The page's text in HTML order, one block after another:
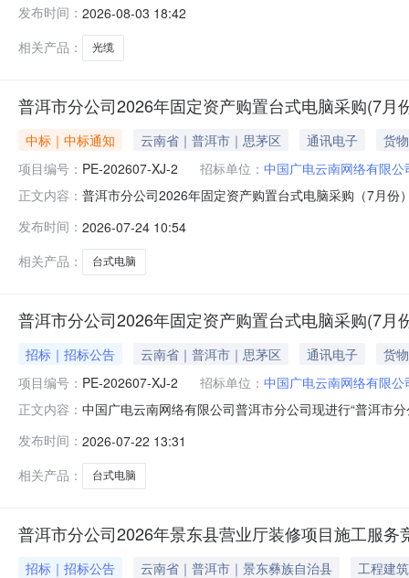
1.5采购内容：本次询价采购共1个标段：光缆，最高限
发布时间： 2026-08-03 18:42
相关产品：
光缆
普洱市分公司2026年固定资产购置台式电脑采购(7月
中标｜中标通知 云南省｜普洱市｜思茅区 通讯电子
货物
项目编号： PE-202607-XJ-2 招标单位： 中国广电云南网络有限
正文内容： 普洱市分公司2026年固定资产购置台式电脑采购（7月
发布时间： 2026-07-24 10:54
相关产品：
台式电脑
普洱市分公司2026年固定资产购置台式电脑采购(7月
招标｜招标公告 云南省｜普洱市｜思茅区 通讯电子
货物
项目编号： PE-202607-XJ-2 招标单位： 中国广电云南网络有限
正文内容： 中国广电云南网络有限公司普洱市分公司现进行“普洱市
式：询价采购1.5采购内容：本次询价采购共1个标段：
发布时间： 2026-07-22 13:31
相关产品：
台式电脑
普洱市分公司2026年景东县营业厅装修项目施工服务
招标｜招标公告 云南省｜普洱市｜景东彝族自治县
工程建筑